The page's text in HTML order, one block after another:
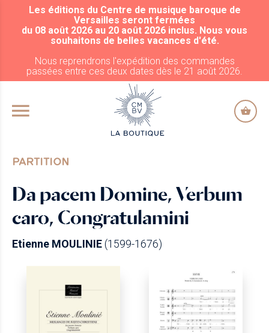
ALLER AU CONTENU PRINCIPAL
Les éditions du Centre de musique baroque de
Versailles seront fermées
du 08 août 2026 au 20 août 2026 inclus. Nous vous
souhaitons de belles vacances d'été.
Nous reprendrons l'expédition des commandes
passées entre ces deux dates dès le 21 août 2026.
PARTITION
Da pacem Domine, Verbum
caro, Congratulamini
Etienne MOULINIE(1599-1676)